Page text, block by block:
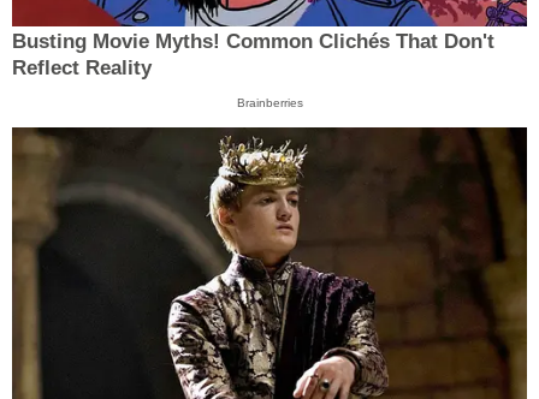
Busting Movie Myths! Common Clichés That Don't
Reflect Reality
Brainberries